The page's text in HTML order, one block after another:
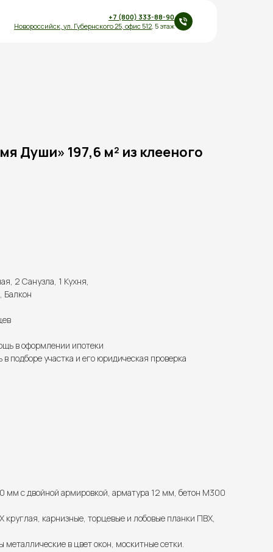
+7 (800) 333-88-90
Новороссийск, ул. Губернского 25, офис 512, 5 этаж
Души» 197,6 м² из клееного
2 Санузла, 1 Кухня,
Балкон
в оформлении ипотеки
подборе участка и его юридическая проверка
с двойной армировкой, арматура 12 мм, бетон М300
карнизные, торцевые и лобовые планки ПВХ,
в цвет окон, москитные сетки.